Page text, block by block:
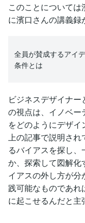
このことについて
に濱口さんの講義録
全員が賛成するアイ
条件とは
ビジネスデザイナ
の視点は、イノベー
をどのようにデザ
上の記事で説明され
るバイアスを探し
か、探索して図解
イアスの外し方が
践可能なものであ
に起こせるんだと主